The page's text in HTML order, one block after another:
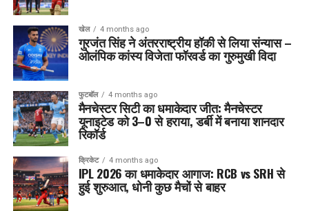
खेल 4 months ago
गुरजंत सिंह ने अंतरराष्ट्रीय हॉकी से लिया संन्यास –
ओलंपिक कांस्य विजेता फॉरवर्ड का गुरुमुखी विदा
फुटबॉल 4 months ago
मैनचेस्टर सिटी का धमाकेदार जीत: मैनचेस्टर
यूनाइटेड को 3–0 से हराया, डर्बी में बनाया शानदार
रिकॉर्ड
क्रिकेट 4 months ago
IPL 2026 का धमाकेदार आगाज: RCB vs SRH से
हुई शुरुआत, धोनी कुछ मैचों से बाहर